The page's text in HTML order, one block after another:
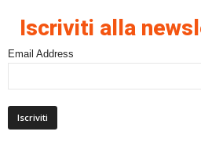
Iscriviti alla
Email Address